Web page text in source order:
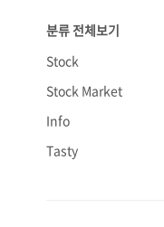
분류 전체보기
Stock
Stock Market
Info
Tasty